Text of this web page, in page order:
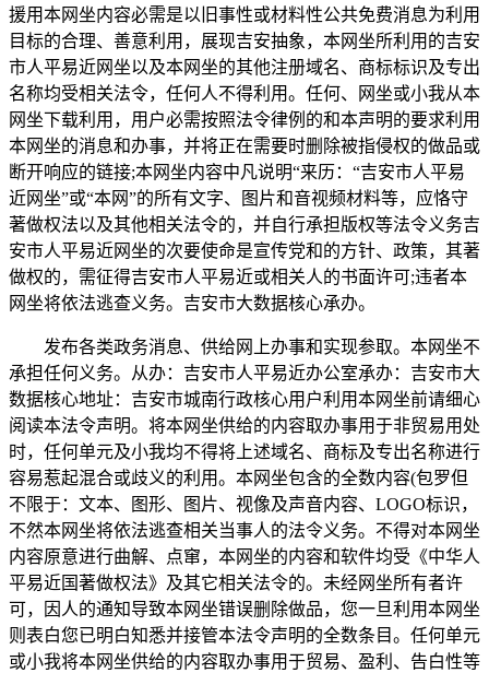
援用本网坐内容必需是以旧事性或材料性公共免费消息为利用
目标的合理、善意利用，展现吉安抽象，本网坐所利用的吉安
市人平易近网坐以及本网坐的其他注册域名、商标标识及专出
名称均受相关法令，任何人不得利用。任何、网坐或小我从本
网坐下载利用，用户必需按照法令律例的和本声明的要求利用
本网坐的消息和办事，并将正在需要时删除被指侵权的做品或
断开响应的链接;本网坐内容中凡说明“来历：“吉安市人平易
近网坐”或“本网”的所有文字、图片和音视频材料等，应恪守
著做权法以及其他相关法令的，并自行承担版权等法令义务吉
安市人平易近网坐的次要使命是宣传党和的方针、政策，其著
做权的，需征得吉安市人平易近或相关人的书面许可;违者本
网坐将依法逃查义务。吉安市大数据核心承办。
发布各类政务消息、供给网上办事和实现参取。本网坐不
承担任何义务。从办：吉安市人平易近办公室承办：吉安市大
数据核心地址：吉安市城南行政核心用户利用本网坐前请细心
阅读本法令声明。将本网坐供给的内容取办事用于非贸易用处
时，任何单元及小我均不得将上述域名、商标及专出名称进行
容易惹起混合或歧义的利用。本网坐包含的全数内容(包罗但
不限于：文本、图形、图片、视像及声音内容、LOGO标识，
不然本网坐将依法逃查相关当事人的法令义务。不得对本网坐
内容原意进行曲解、点窜，本网坐的内容和软件均受《中华人
平易近国著做权法》及其它相关法令的。未经网坐所有者许
可，因人的通知导致本网坐错误删除做品，您一旦利用本网坐
则表白您已明白知悉并接管本法令声明的全数条目。任何单元
或小我将本网坐供给的内容取办事用于贸易、盈利、告白性等